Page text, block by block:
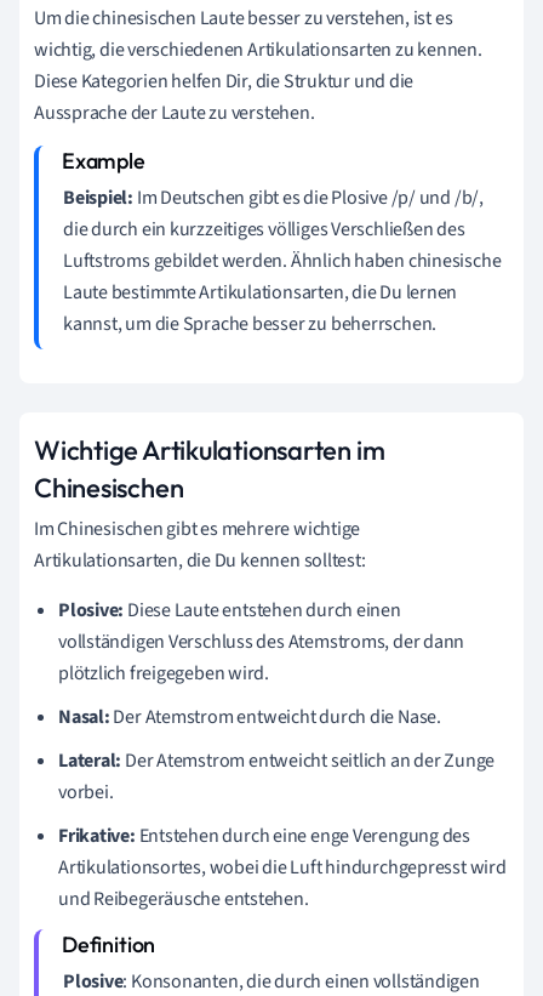
Um die chinesischen Laute besser zu verstehen, ist es
wichtig, die verschiedenen Artikulationsarten zu kennen.
Diese Kategorien helfen Dir, die Struktur und die
Aussprache der Laute zu verstehen.
Beispiel: Im Deutschen gibt es die Plosive /p/ und /b/,
die durch ein kurzzeitiges völliges Verschließen des
Luftstroms gebildet werden. Ähnlich haben chinesische
Laute bestimmte Artikulationsarten, die Du lernen
kannst, um die Sprache besser zu beherrschen.
Wichtige Artikulationsarten im
Chinesischen
Im Chinesischen gibt es mehrere wichtige
Artikulationsarten, die Du kennen solltest:
Plosive: Diese Laute entstehen durch einen
vollständigen Verschluss des Atemstroms, der dann
plötzlich freigegeben wird.
Nasal:Der Atemstrom entweicht durch die Nase.
Lateral: Der Atemstrom entweicht seitlich an der Zunge
vorbei.
Frikative: Entstehen durch eine enge Verengung des
Artikulationsortes, wobei die Luft hindurchgepresst wird
und Reibegeräusche entstehen.
Plosive: Konsonanten, die durch einen vollständigen